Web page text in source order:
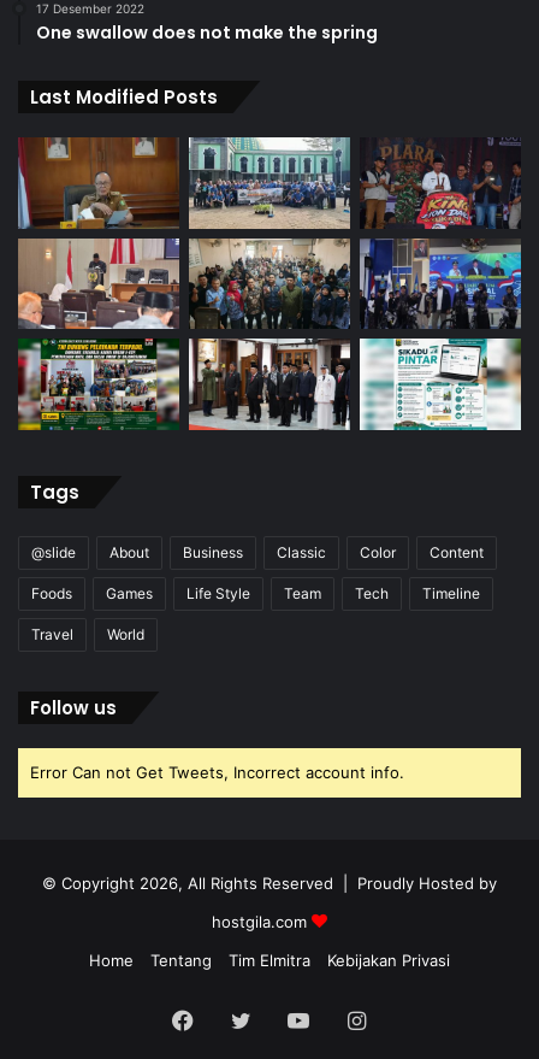
17 Desember 2022
One swallow does not make the spring
Last Modified Posts
Tags
@slide About Business Classic Color Content
Foods Games Life Style Team Tech Timeline
Travel World
Follow us
Error Can not Get Tweets, Incorrect account info.
© Copyright 2026, All Rights Reserved | Proudly Hosted by
hostgila.com
Home
Tentang Tim Elmitra Kebijakan Privasi
Facebook
TwitterYouTubeInstagram